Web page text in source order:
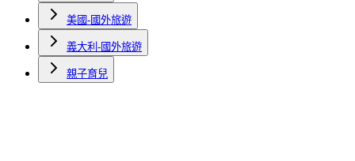
美國-國外旅遊
義大利-國外旅遊
親子育兒